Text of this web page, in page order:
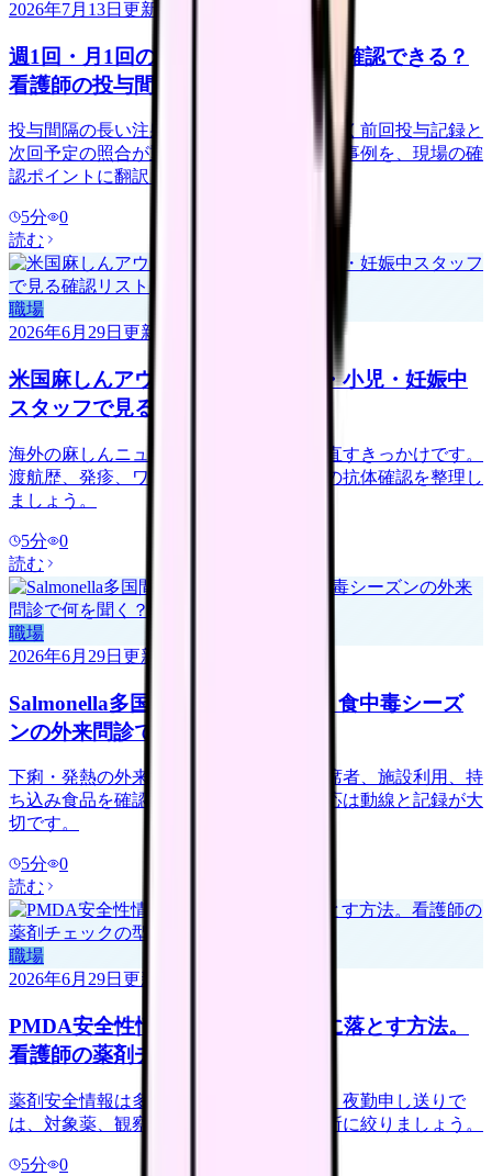
2026年7月13日 更新
週1回・月1回の注射、前回投与日は確認できる？
看護師の投与間隔チェック
投与間隔の長い注射薬は、オーダだけでなく前回投与記録と
次回予定の照合が重要です。最新報告の15事例を、現場の確
認ポイントに翻訳します。
5分
0
読む
職場
2026年6月29日 更新
米国麻しんアウトブレイク、外来・小児・妊娠中
スタッフで見る確認リスト
海外の麻しんニュースは、外来問診を見直すきっかけです。
渡航歴、発疹、ワクチン歴、スタッフ側の抗体確認を整理し
ましょう。
5分
0
読む
職場
2026年6月29日 更新
Salmonella多国間アウトブレイク、食中毒シーズ
ンの外来問診で何を聞く？
下痢・発熱の外来問診では、食品歴、同席者、施設利用、持
ち込み食品を確認しましょう。食中毒対応は動線と記録が大
切です。
5分
0
読む
職場
2026年6月29日 更新
PMDA安全性情報を夜勤申し送りに落とす方法。
看護師の薬剤チェックの型
薬剤安全情報は多すぎて追いきれません。夜勤申し送りで
は、対象薬、観察項目、報告先、記録場所に絞りましょう。
5分
0